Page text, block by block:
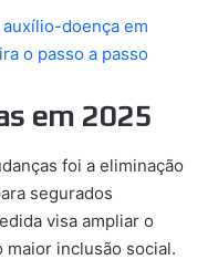
doença em
o passo a passo
em 2025
foi a eliminação
segurados
visa ampliar o
inclusão social.